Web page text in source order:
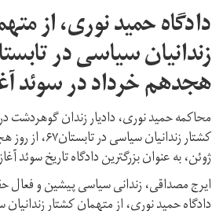
دادگاه حمید نوری، از
هجدهم خرداد در سوئد
کشتار زندانیان
ژوئن، به عنوان بزرگترین دادگاه تاریخ سوئد
ایرج مصداقی، زندانی سیاسی پیشین و فعال